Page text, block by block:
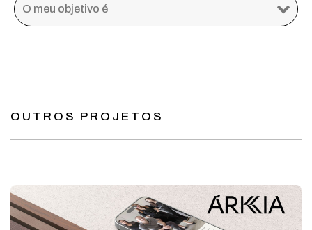
OUTROS PROJETOS